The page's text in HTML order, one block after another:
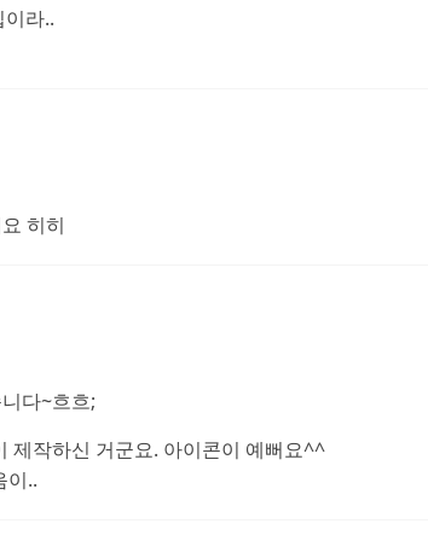
라..
히히
다~흐흐;
제작하신 거군요. 아이콘이 예뻐요^^
이..